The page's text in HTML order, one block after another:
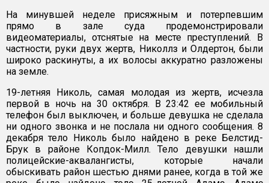
На минувшей неделе присяжным и потерпевшим
прямо в зале суда продемонстрировали
видеоматериалы, отснятые на месте преступлений. В
частности, руки двух жертв, Николлз и Олдертон, были
широко раскинуты, а их волосы аккуратно разложены
на земле.
19-летняя Николь, самая молодая из жертв, исчезла
первой в ночь на 30 октября. В 23:42 ее мобильный
телефон был выключен, и больше девушка не сделала
ни одного звонка и не послала ни одного сообщения. 8
декабря тело Николь было найдено в реке Белстид-
Брук в районе Копдок-Милл. Тело девушки нашли
полицейские-аквалангисты, которые начали
обыскивать район шестью днями ранее, когда в той же